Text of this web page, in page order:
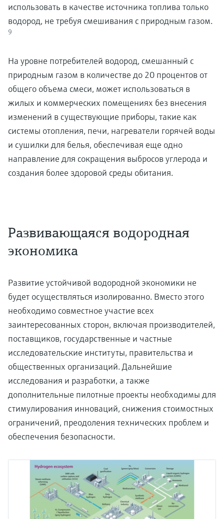
использовать в качестве источника топлива только
водород, не требуя смешивания с природным газом.
9
На уровне потребителей водород, смешанный с
природным газом в количестве до 20 процентов от
общего объема смеси, может использоваться в
жилых и коммерческих помещениях без внесения
изменений в существующие приборы, такие как
системы отопления, печи, нагреватели горячей воды
и сушилки для белья, обеспечивая еще одно
направление для сокращения выбросов углерода и
создания более здоровой среды обитания.
Развивающаяся водородная
экономика
Развитие устойчивой водородной экономики не
будет осуществляться изолированно. Вместо этого
необходимо совместное участие всех
заинтересованных сторон, включая производителей,
поставщиков, государственные и частные
исследовательские институты, правительства и
общественных организаций. Дальнейшие
исследования и разработки, а также
дополнительные пилотные проекты необходимы для
стимулирования инноваций, снижения стоимостных
ограничений, преодоления технических проблем и
обеспечения безопасности.